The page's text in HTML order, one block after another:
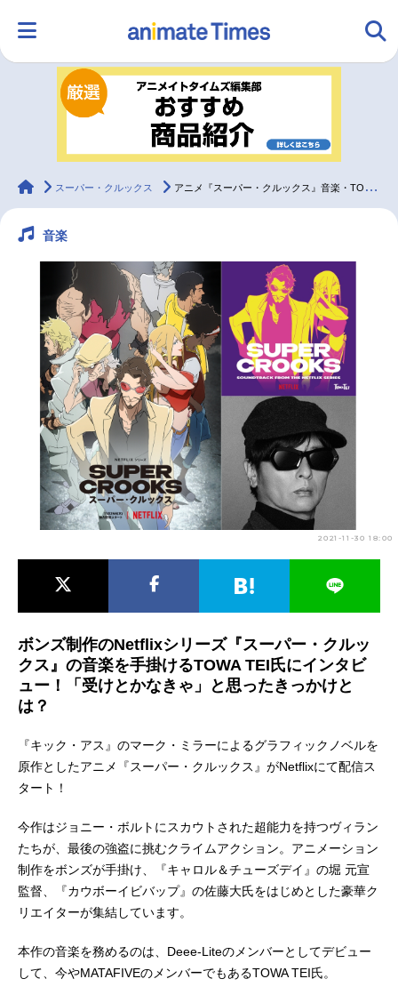
ランキング アニメ
ラジオ みんなの声
2.5次元 配信・Vtuber トレンド 無料マンガ
最新記事一覧
アニメ記事一覧 声優記事一覧
アニメ映画一覧 実写化映画一覧
今期アニメ曜日別一覧
春アニメ 夏アニメ
男性声優/女性声優一覧
animateTimes
スーパー・クルックス アニメ『スーパー・クルックス』音楽・TOWA TEIインタビュー
音楽
2021-11-30 18:00
ボンズ制作のNetflixシリーズ『スーパー・クルッ
クス』の音楽を手掛けるTOWA TEI氏にインタビ
ュー！「受けとかなきゃ」と思ったきっかけと
は？
『キック・アス』のマーク・ミラーによるグラフィックノベルを
原作としたアニメ『スーパー・クルックス』がNetflixにて配信ス
タート！
今作はジョニー・ボルトにスカウトされた超能力を持つヴィラン
たちが、最後の強盗に挑むクライムアクション。アニメーション
制作をボンズが手掛け、『キャロル＆チューズデイ』の堀 元宣
監督、『カウボーイビバップ』の佐藤大氏をはじめとした豪華ク
リエイターが集結しています。
本作の音楽を務めるのは、Deee-Liteのメンバーとしてデビュー
して、今やMATAFIVEのメンバーでもあるTOWA TEI氏。